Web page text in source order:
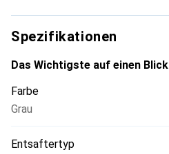
Spezifikationen
Das Wichtigste auf einen Blick
Farbe
Grau
Entsaftertyp